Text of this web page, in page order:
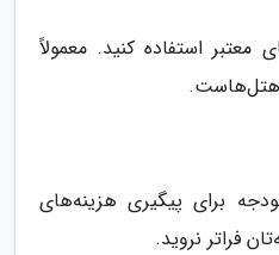
معتبر استفاده کنید. معمولاً
و هتل‌هاست.
برای پیگیری هزینه‌های
فراتر نروید.